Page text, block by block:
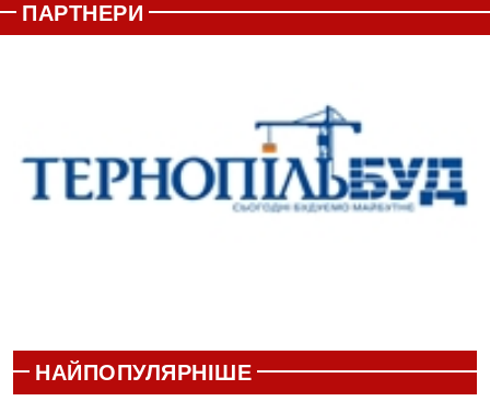
ПАРТНЕРИ
НАЙПОПУЛЯРНІШЕ